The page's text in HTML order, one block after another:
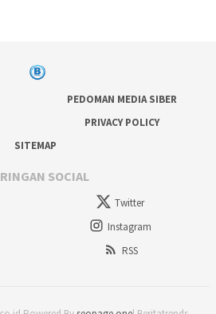
PEDOMAN MEDIA SIBER
PRIVACY POLICY
SITEMAP
SOCIAL
Twitter
Instagram
RSS